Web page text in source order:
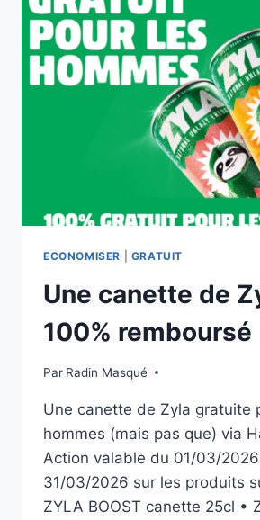
REMBOURSÉ
ECONOMISER GRATUIT
Une canette de
100% remboursé
Par Radin Masqué
Une canette de Zyla gratuite
hommes (mais pas que) via
Action valable du 01/03/
31/03/2026 sur les produits
ZYLA BOOST canette 25cl •